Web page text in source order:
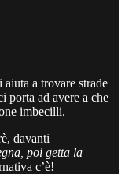
aiuta a trovare strade
porta ad avere a che
imbecilli.
davanti
poi getta la
c’è!